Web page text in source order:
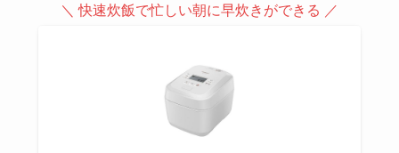
＼ 快速炊飯で忙しい朝に早炊きができる ／